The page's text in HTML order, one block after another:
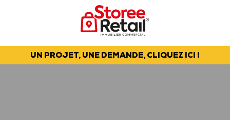
UN PROJET, UNE DEMANDE, CLIQUEZ ICI !